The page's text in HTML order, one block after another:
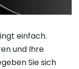
einfach.
und Ihre
Sie sich